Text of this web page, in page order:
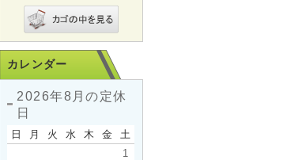
カレンダー
2026年8月の定休
日
日 月 火 水 木 金
土
1